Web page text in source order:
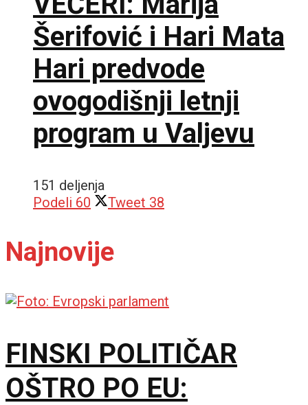
Šerifović i Hari Mata
Hari predvode
ovogodišnji letnji
program u Valjevu
151 deljenja
Podeli 60 Tweet 38
Najnovije
FINSKI POLITIČAR
OŠTRO PO EU: